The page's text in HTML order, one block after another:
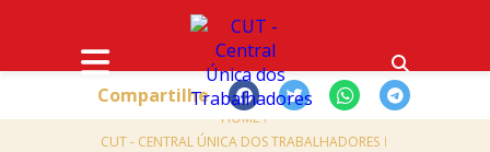
HOME
CUT - CENTRAL ÚNICA DOS TRABALHADORES
Compartilhe